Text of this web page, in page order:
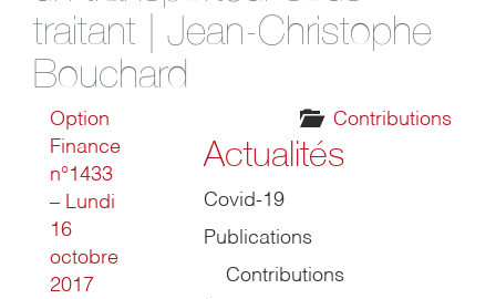
traitant | Jean-Christophe
Bouchard
Contributions
Option
Finance
n°1433
– Lundi
16
octobre
2017
Actualités
Covid-19
Publications
Contributions